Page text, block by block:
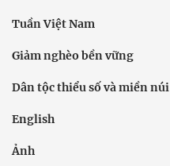
Tuần Việt Nam
Giảm nghèo bền vững
Dân tộc thiểu số và miền núi
English
Ảnh